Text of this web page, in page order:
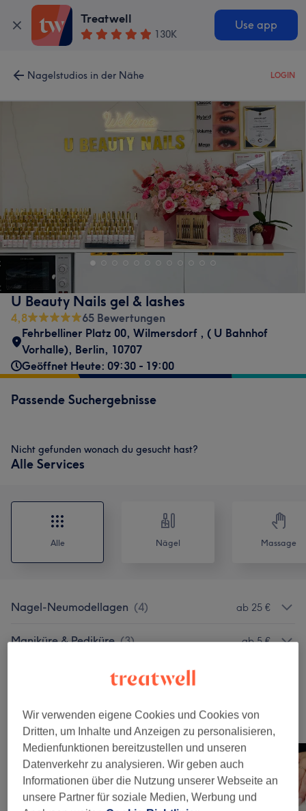
Treatwell
130K
Use app
Nagelstudios in der Nähe LOGIN
U Beauty Nails gel & lashes
4,8
65 Bewertungen
Fehrbelliner Platz 00, Wilmersdorf , ( U Bahnhof
Vorhalle), Berlin, 10707
Geöffnet Heute: 09:30 - 19:00
Passende Suchergebnisse
Nicht gefunden wonach du gesucht hast?
Alle Services
Alle Nägel Massage
Nagel-Neumodellagen (4) ab 25 €
Maniküre & Pediküre (3) ab 5 €
Unsere Arbeit
Bild anklicken für weitere Details
Wir verwenden eigene Cookies und Cookies von
Dritten, um Inhalte und Anzeigen zu personalisieren,
Medienfunktionen bereitzustellen und unseren
Datenverkehr zu analysieren. Wir geben auch
Informationen über die Nutzung unserer Webseite an
unsere Partner für soziale Medien, Werbung und